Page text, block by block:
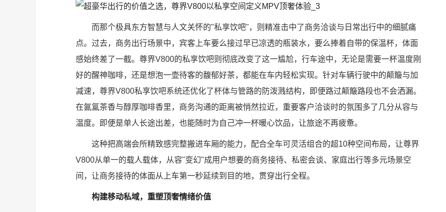
而那个极具东方智慧与人文关怀的"私享饮吧"，则精准击中了商务洽谈与日常出行中的细腻痛
点。过去，商务出行场景中，宾客上车要么接过早已凉透的瓶装水，要么捧着自带的保温杯，体面
感始终差了一截。尊界V800的私享饮吧则彻底改变了这一尴尬，行车途中，无论是需要一杯温度刚
好的醒神咖啡，还是想泡一壶待客的馥郁好茶，都能在车内轻松实现。针对车辆行驶中的颠簸与加
减速，尊界V800私享饮吧系统还优化了杯体与管路的防泼溅结构，即便路过颠簸路段也不会洒漏。
在氤氲茶香与醇厚咖啡香里，商务沟通的距离被悄然拉近，重要客户洽谈时的氛围多了几分从容与
温度。即便是单人长途出差，也能随时为自己冲一杯暖心饮品，让旅途不再疲惫。
这种把高端会所精致感完整搬进车厢的能力，配合全车可灵活组合的超10种空间布局，让尊界
V800从单一的载人载体，从容"变幻"成用户想要的商务接待、私密会谈、家庭出行等多元场景空
间，让商务接待的体面从上车第一秒延续到目的地，贯穿出行全程。
构建移动私域，重塑顶奢情绪价值